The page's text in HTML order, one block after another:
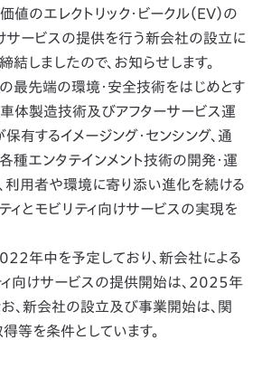
値のエレクトリック・ビークル（EV）の
サービスの提供を行う新会社の設立に
しましたので、お知らせします。
最先端の環境・安全技術をはじめとす
車体製造技術及びアフターサービス運
有するイメージング・センシング、通
種エンタテインメント技術の開発・運
利用者や環境に寄り添い進化を続ける
ィとモビリティ向けサービスの実現を
年中を予定しており、新会社による
向けサービスの提供開始は、2025年
お、新会社の設立及び事業開始は、関
等を条件としています。